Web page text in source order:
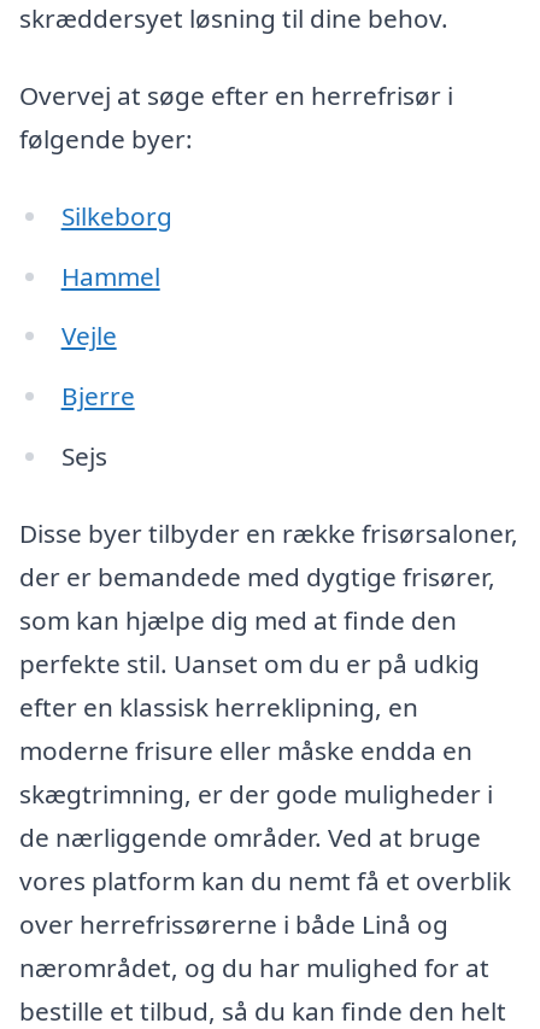
skræddersyet løsning til dine behov.
Overvej at søge efter en herrefrisør i
følgende byer:
Silkeborg
Hammel
Vejle
Bjerre
Sejs
Disse byer tilbyder en række frisørsaloner,
der er bemandede med dygtige frisører,
som kan hjælpe dig med at finde den
perfekte stil. Uanset om du er på udkig
efter en klassisk herreklipning, en
moderne frisure eller måske endda en
skægtrimning, er der gode muligheder i
de nærliggende områder. Ved at bruge
vores platform kan du nemt få et overblik
over herrefrissørerne i både Linå og
nærområdet, og du har mulighed for at
bestille et tilbud, så du kan finde den helt